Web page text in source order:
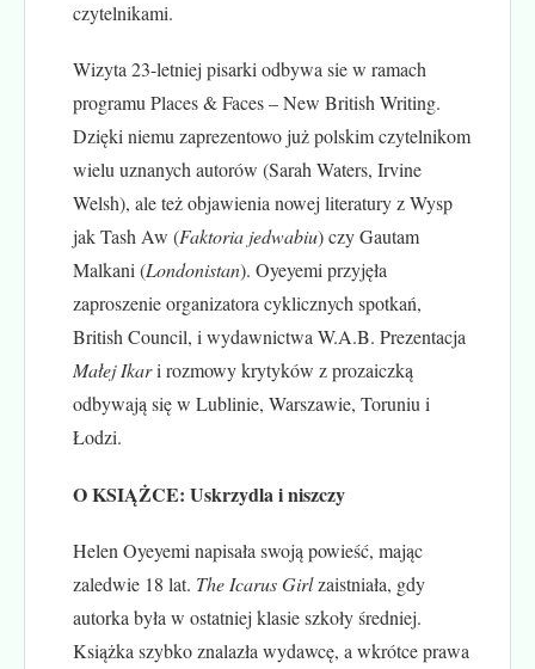
czytelnikami.
Wizyta 23-letniej pisarki odbywa sie w ramach
programu Places & Faces – New British Writing.
Dzięki niemu zaprezentowo już polskim czytelnikom
wielu uznanych autorów (Sarah Waters, Irvine
Welsh), ale też objawienia nowej literatury z Wysp
jak Tash Aw (Faktoria jedwabiu) czy Gautam
Malkani (Londonistan). Oyeyemi przyjęła
zaproszenie organizatora cyklicznych spotkań,
British Council, i wydawnictwa W.A.B. Prezentacja
Małej Ikari rozmowy krytyków z prozaiczką
odbywają się w Lublinie, Warszawie, Toruniu i
Łodzi.
O KSIĄŻCE: Uskrzydla i niszczy
Helen Oyeyemi napisała swoją powieść, mając
zaledwie 18 lat. The Icarus Girlzaistniała, gdy
autorka była w ostatniej klasie szkoły średniej.
Książka szybko znalazła wydawcę, a wkrótce prawa